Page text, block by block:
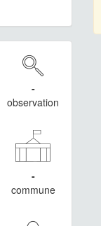
-
observation
-
commune